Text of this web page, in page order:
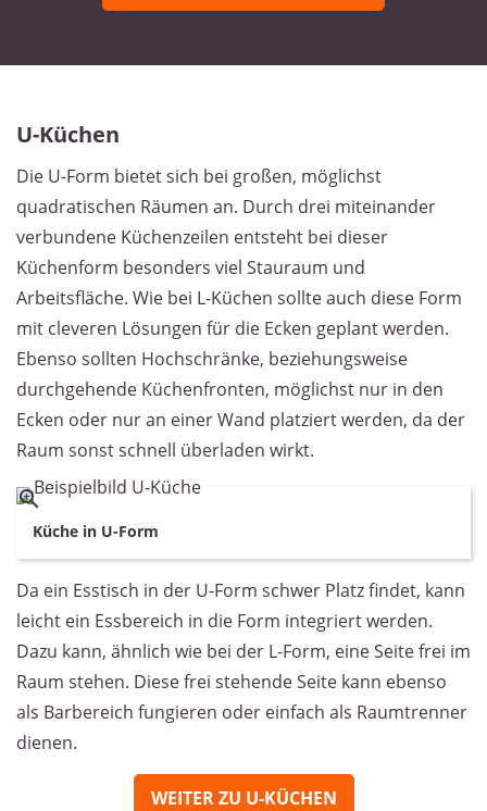
U-Küchen
Die U-Form bietet sich bei großen, möglichst
quadratischen Räumen an. Durch drei miteinander
verbundene Küchenzeilen entsteht bei dieser
Küchenform besonders viel Stauraum und
Arbeitsfläche. Wie bei L-Küchen sollte auch diese Form
mit cleveren Lösungen für die Ecken geplant werden.
Ebenso sollten Hochschränke, beziehungsweise
durchgehende Küchenfronten, möglichst nur in den
Ecken oder nur an einer Wand platziert werden, da der
Raum sonst schnell überladen wirkt.
Küche in U-Form
Da ein Esstisch in der U-Form schwer Platz findet, kann
leicht ein Essbereich in die Form integriert werden.
Dazu kann, ähnlich wie bei der L-Form, eine Seite frei im
Raum stehen. Diese frei stehende Seite kann ebenso
als Barbereich fungieren oder einfach als Raumtrenner
dienen.
WEITER ZU U-KÜCHEN